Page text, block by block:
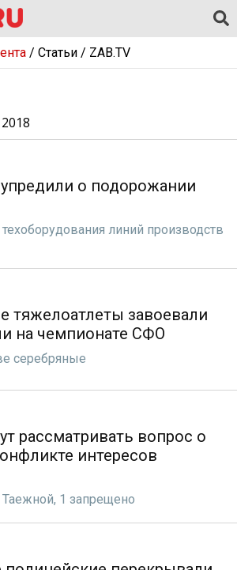
/ Статьи/ ZAB.TV
о подорожании
линий производств
тяжелоатлеты завоевали
на чемпионате СФО
серебряные
рассматривать вопрос о
интересов
Таежной, 1 запрещено